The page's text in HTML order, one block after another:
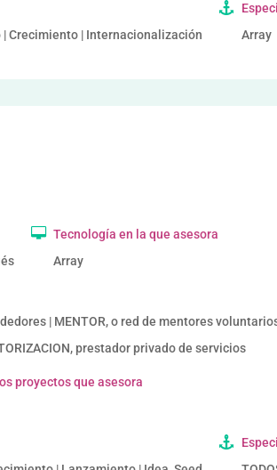
| Crecimiento | Internacionalización
Array
Tecnología en la que asesora
Array
| MENTOR, o red de mentores
prestador privado de servicios
proyectos que asesora